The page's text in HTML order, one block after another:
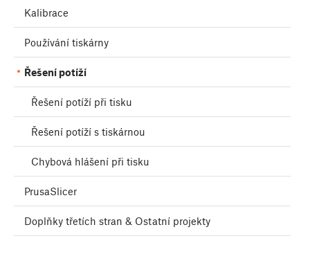
Kalibrace
Používání tiskárny
Řešení potíží
Řešení potíží při tisku
Řešení potíží s tiskárnou
Chybová hlášení při tisku
PrusaSlicer
Doplňky třetích stran & Ostatní projekty